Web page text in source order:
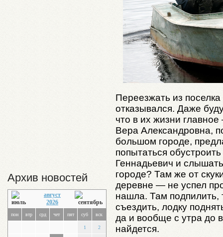
Архив новостей
август
2026
пон втр срд чет пят суб вск
1 2
Переезжать из
отказывался. Даже
что в их жизни
Вера Александровна,
большом городе,
попытаться
Геннадьевич и
городе? Там же от
деревне — не успел
нашла. Там подпилить,
съездить, лодку
да и вообще с утра до
найдется.